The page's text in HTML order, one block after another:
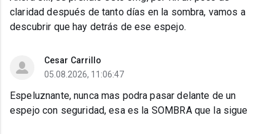
claridad después de tanto días en la sombra, vamos a
descubrir que hay detrás de ese espejo.
Cesar Carrillo
05.08.2026, 11:06:47
Espeluznante, nunca mas podra pasar delante de un
espejo con seguridad, esa es la SOMBRA que la sigue